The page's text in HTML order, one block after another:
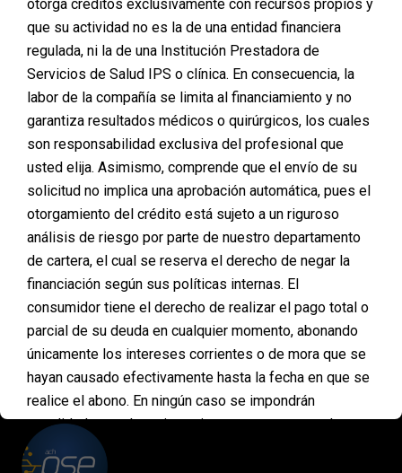
para Hacer Realidad Tu
Cirugía Plástica
Posted on enero 20, 2025
Tomar la decisión de someterse a una cirugía
plástica es un paso importante, pero en el camino
pueden surgir obstáculos que parecen imposibles
de superar. En Planmed entendemos que cada
persona tiene una historia y una situación única, y
por eso hemos diseñado soluciones para que
ninguna barrera económica o administrativa te
impida alcanzar tus…
PAGOS
ONLINE
otorga créditos exclusivamente con recursos propios y
que su actividad no es la de una entidad financiera
regulada, ni la de una Institución Prestadora de
Servicios de Salud IPS o clínica. En consecuencia, la
labor de la compañía se limita al financiamiento y no
garantiza resultados médicos o quirúrgicos, los cuales
son responsabilidad exclusiva del profesional que
usted elija. Asimismo, comprende que el envío de su
solicitud no implica una aprobación automática, pues el
otorgamiento del crédito está sujeto a un riguroso
análisis de riesgo por parte de nuestro departamento
de cartera, el cual se reserva el derecho de negar la
financiación según sus políticas internas. El
consumidor tiene el derecho de realizar el pago total o
parcial de su deuda en cualquier momento, abonando
únicamente los intereses corrientes o de mora que se
hayan causado efectivamente hasta la fecha en que se
realice el abono. En ningún caso se impondrán
penalidades, multas ni sanciones por concepto de
pagos anticipados. Asimismo, mediante la aceptación